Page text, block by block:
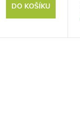
DO KOŠÍKU